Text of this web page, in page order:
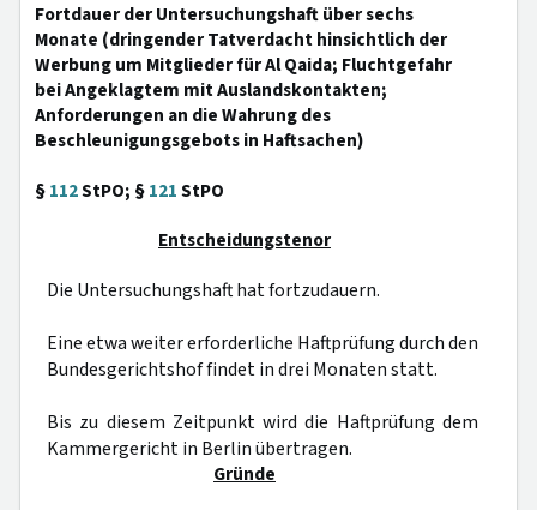
Fortdauer der Untersuchungshaft über sechs
Monate (dringender Tatverdacht hinsichtlich der
Werbung um Mitglieder für Al Qaida; Fluchtgefahr
bei Angeklagtem mit Auslandskontakten;
Anforderungen an die Wahrung des
Beschleunigungsgebots in Haftsachen)
§112StPO; §121StPO
Entscheidungstenor
Die Untersuchungshaft hat fortzudauern.
Eine etwa weiter erforderliche Haftprüfung durch den
Bundesgerichtshof findet in drei Monaten statt.
Bis zu diesem Zeitpunkt wird die Haftprüfung dem
Kammergericht in Berlin übertragen.
Gründe